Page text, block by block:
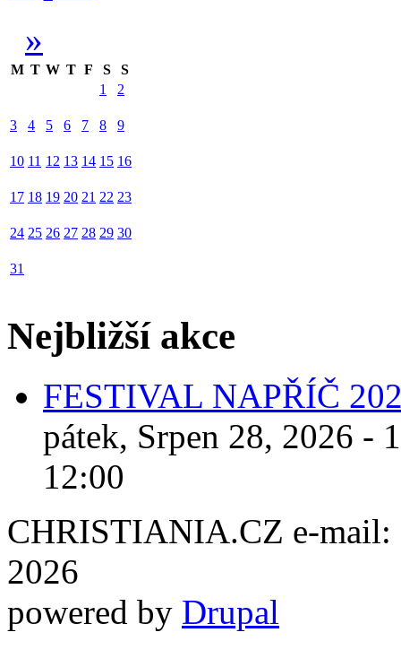
»
M T W T F S
S
1
2
3 4 5 6 7 8 9
10 11 12 13 14 15 16
17 18 19 20 21 22 23
24 25 26 27 28 29 30
31
Nejbližší akce
FESTIVAL NAPŘÍČ
pátek, Srpen 28, 2026 -
12:00
CHRISTIANIA.CZ e-mail:
2026
powered by Drupal